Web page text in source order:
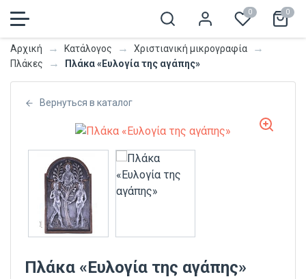
0 0
Αρχική → Κατάλογος → Χριστιανική μικρογραφία →
Πλάκες → Πλάκα «Ευλογία της αγάπης»
Вернуться в каталог
Πλάκα «Ευλογία της αγάπης»